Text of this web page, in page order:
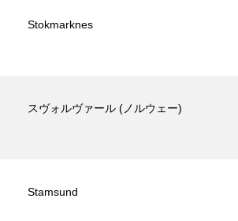
Stokmarknes
スヴォルヴァール (ノルウェー)
Stamsund